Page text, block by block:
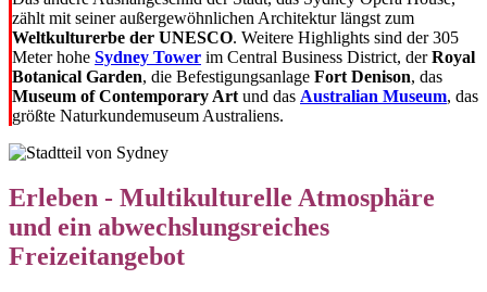
zählt mit seiner außergewöhnlichen Architektur längst zum
Weltkulturerbe der UNESCO. Weitere Highlights sind der 305
Meter hohe Sydney Tower im Central Business District, derRoyal
Botanical Garden, die Befestigungsanlage Fort Denison, das
Museum of Contemporary Art und das Australian Museum, das
größte Naturkundemuseum Australiens.
Erleben - Multikulturelle Atmosphäre
und ein abwechslungsreiches
Freizeitangebot